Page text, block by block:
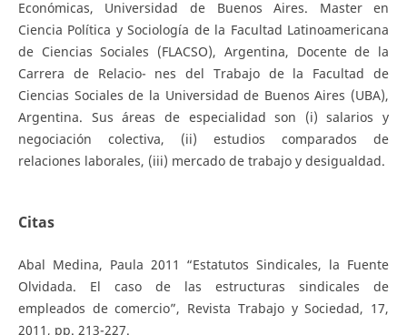
Económicas, Universidad de Buenos Aires. Master en
Ciencia Política y Sociología de la Facultad Latinoamericana
de Ciencias Sociales (FLACSO), Argentina, Docente de la
Carrera de Relacio- nes del Trabajo de la Facultad de
Ciencias Sociales de la Universidad de Buenos Aires (UBA),
Argentina. Sus áreas de especialidad son (i) salarios y
negociación colectiva, (ii) estudios comparados de
relaciones laborales, (iii) mercado de trabajo y desigualdad.
Citas
Abal Medina, Paula 2011 “Estatutos Sindicales, la Fuente
Olvidada. El caso de las estructuras sindicales de
empleados de comercio”, Revista Trabajo y Sociedad, 17,
2011, pp. 213-227.